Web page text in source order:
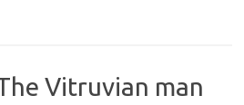
Vitruvian man